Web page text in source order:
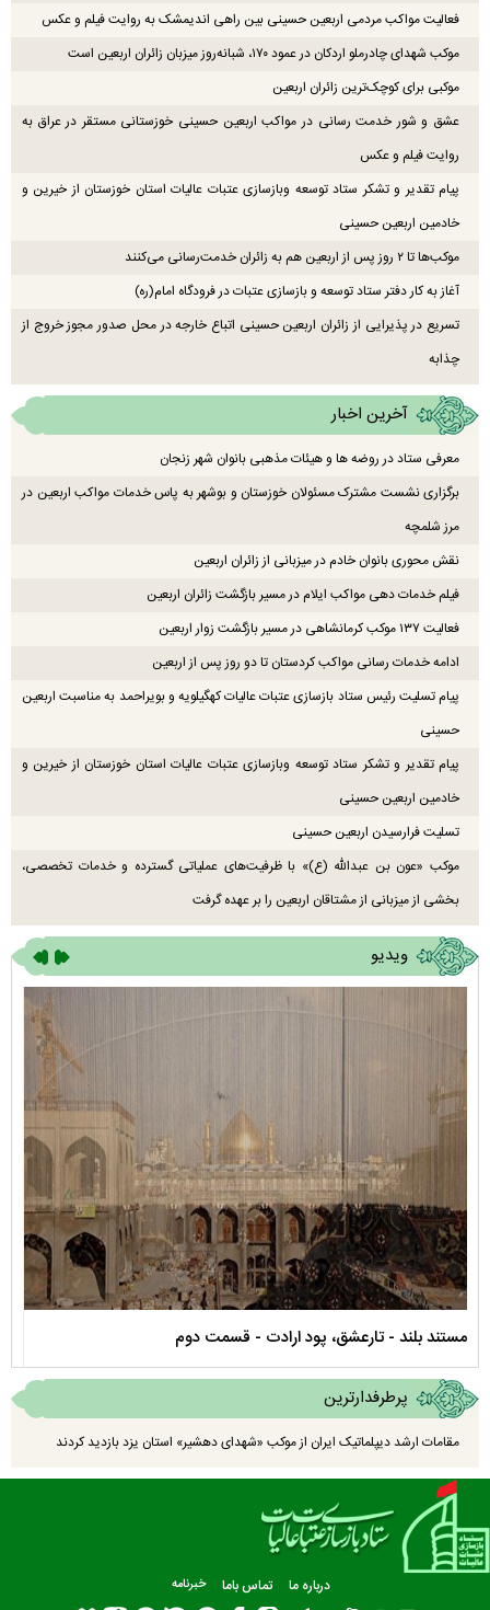
فعالیت مواکب مردمی اربعین حسینی بین راهی اندیمشک به روایت فیلم و عکس
موکب شهدای چادرملو اردکان در عمود ۱۷۰، شبانه‌روز میزبان زائران اربعین است
موکبی برای کوچک‌ترین زائران اربعین
عشق و شور خدمت رسانی در مواکب اربعین حسینی خوزستانی مستقر در عراق به
روایت فیلم و عکس
پیام تقدیر و تشکر ستاد توسعه وبازسازی عتبات عالیات استان خوزستان از خیرین و
خادمین اربعین حسینی
موکب‌ها تا ۲ روز پس از اربعین هم به زائران خدمت‌رسانی می‌کنند
آغاز به کار دفتر ستاد توسعه و بازسازی عتبات در فرودگاه امام(ره)
تسریع در پذیرایی از زائران اربعین حسینی اتباع خارجه در محل صدور مجوز خروج از
چذابه
آخرین اخبار
معرفی ستاد در روضه ها و هیئات مذهبی بانوان شهر زنجان
برگزاری نشست مشترک مسئولان خوزستان و بوشهر به پاس خدمات مواکب اربعین در
مرز شلمچه
نقش محوری بانوان خادم در میزبانی از زائران اربعین
فیلم خدمات دهی مواکب ایلام در مسیر بازگشت زائران اربعین
فعالیت ۱۳۷ موکب کرمانشاهی در مسیر بازگشت زوار اربعین
ادامه خدمات رسانی مواکب کردستان تا دو روز پس از اربعین
پیام تسلیت رئیس ستاد بازسازی عتبات عالیات کهگیلویه و بویراحمد به مناسبت اربعین
حسینی
پیام تقدیر و تشکر ستاد توسعه وبازسازی عتبات عالیات استان خوزستان از خیرین و
خادمین اربعین حسینی
تسلیت فرارسیدن اربعین حسینی
موکب «عون بن عبدالله (ع)» با ظرفیت‌های عملیاتی گسترده و خدمات تخصصی،
بخشی از میزبانی از مشتاقان اربعین را بر عهده گرفت
ویدیو
پود ارادت - قسمت دوم
پرطرفدارترین
مقامات ارشد دیپلماتیک ایران از موکب «شهدای دهشیر» استان یزد بازدید کردند
درباره ما تماس باما خبرنامه